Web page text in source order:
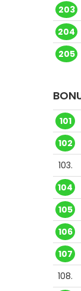
203
204
205
101
102
103.
104
105
106
107
108.